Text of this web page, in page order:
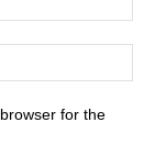
for the